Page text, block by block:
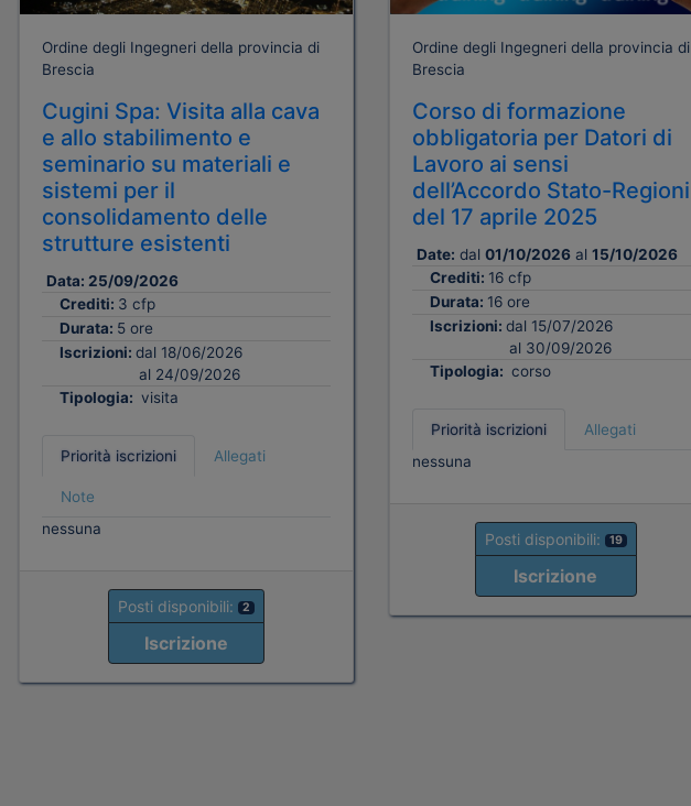
Ordine degli Ingegneri della provincia di
Brescia
Cugini Spa: Visita alla cava
e allo stabilimento e
seminario su materiali e
sistemi per il
consolidamento delle
strutture esistenti
Data: 25/09/2026
Crediti: 3 cfp
Durata: 5 ore
Iscrizioni: dal 18/06/2026
al 24/09/2026
Tipologia: visita
Priorità iscrizioni Allegati
Note
nessuna
Posti disponibili: 2
Iscrizione
Ordine degli Ingegneri della provincia di
Brescia
Corso di formazione
obbligatoria per Datori di
Lavoro ai sensi
dell’Accordo Stato-Regioni
del 17 aprile 2025
Date: dal 01/10/2026al 15/10/2026
Crediti: 16 cfp
Durata: 16 ore
Iscrizioni: dal 15/07/2026
al 30/09/2026
Tipologia: corso
Priorità iscrizioni
Allegati
nessuna
Posti disponibili: 19
Iscrizione